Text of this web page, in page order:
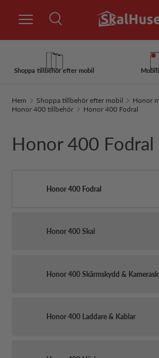
Hoppa till innehåll
Sök
Shoppa tillbehör efter mobil
Hem Shoppa tillbehör efter mobil
Honor
Honor 400 tillbehör
Honor 400 Fodral
Honor 400 Fodral
Honor 400 Fodral
Honor 400 Skal
Honor 400 Skärmskydd &
Honor 400 Laddare & Kablar